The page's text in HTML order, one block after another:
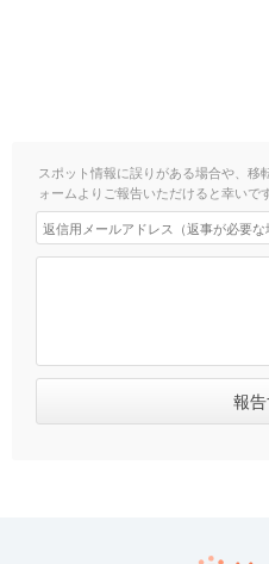
スポット情報に誤りがある場合や、
ォームよりご報告いただけると幸いです